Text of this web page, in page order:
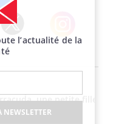
Instagram
une petite fille
grâce à un
essentiel
l’actualité de la
NEWSLETTER